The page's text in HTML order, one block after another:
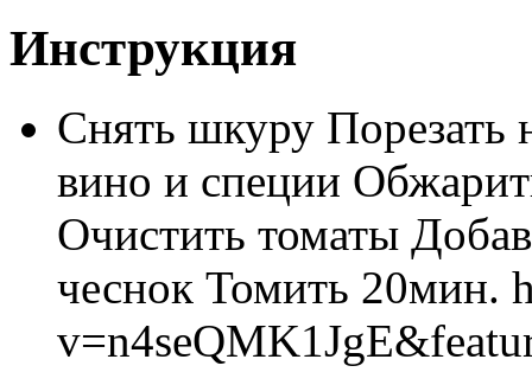
Инструкция
Снять шкуру Порезать
вино и специи
Очистить томаты
чеснок Томить 20мин.